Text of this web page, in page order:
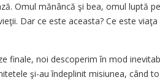
Omul mănâncă şi bea, omul luptă
Dar ce este aceasta? Ce este
finale, noi descoperim în mod
şi-au îndeplinit misiunea, când